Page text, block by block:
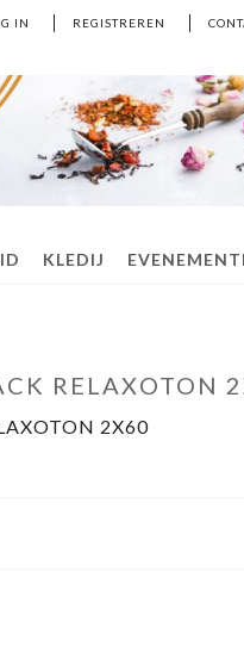
IN REGISTREREN
KLEDIJ
RELAXOTON
2X60